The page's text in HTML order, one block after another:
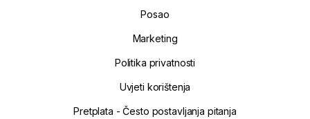
Posao
Marketing
Politika privatnosti
Uvjeti korištenja
Pretplata - Često postavljanja pitanja